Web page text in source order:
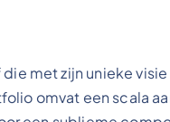
met zijn unieke
omvat een scala